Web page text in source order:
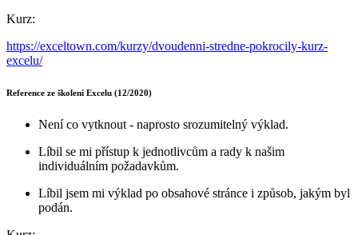
Kurz:
https://exceltown.com/kurzy/dvoudenni-stredne-pokrocily-kurz-
excelu/
Reference ze školení Excelu (12/2020)
Není co vytknout - naprosto srozumitelný výklad.
Líbil se mi přístup k jednotlivcům a rady k našim
individuálním požadavkům.
Líbil jsem mi výklad po obsahové stránce i způsob, jakým byl
podán.